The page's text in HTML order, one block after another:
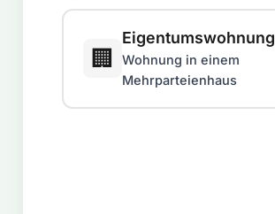
🏢
Eigentumswohnung
Wohnung in einem
Mehrparteienhaus